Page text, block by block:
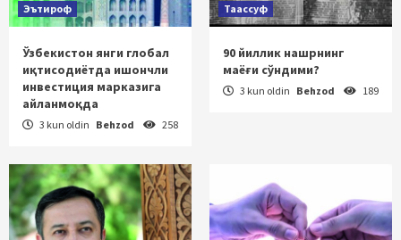
Эътироф
Ўзбекистон янги глобал
иқтисодиётда ишончли
инвестиция марказига
айланмоқда
3 kun oldin Behzod 258
Таассуф
90 йиллик нашрнинг
маёғи сўндими?
3 kun oldin Behzod 189